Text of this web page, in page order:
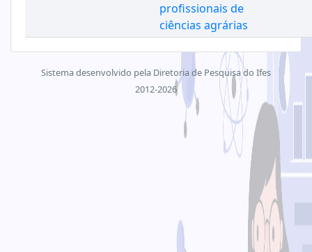
profissionais de
ciências agrárias
Sistema desenvolvido pela Diretoria de Pesquisa do Ifes
2012-2026